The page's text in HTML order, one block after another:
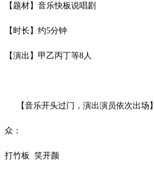
【题材】音乐快板说唱剧
【时长】约5分钟
【演出】甲乙丙丁等8人
【音乐开头过门，演出演员依次出场】
众：
打竹板 笑开颜